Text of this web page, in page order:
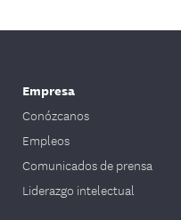
Empresa
Conózcanos
Empleos
Comunicados de prensa
Liderazgo intelectual